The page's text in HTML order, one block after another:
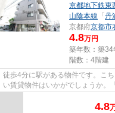
京都地下鉄東
山陰本線 「 丹
京都府京都市
4.8万円
築年数：築34
階数：4階建
徒歩4分に駅がある物件です。こ
い賃貸物件はいかがでしょうか。
4.8